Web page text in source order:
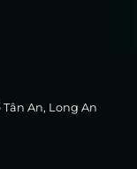
An, Long An